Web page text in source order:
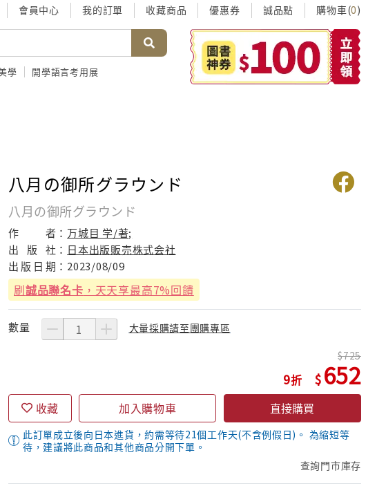
會員中心 我的訂單 收藏商品 優惠券 誠品點 購物車(0)
學 開學語言考用展
八月の御所グラウンド
八月の御所グラウンド
作 者： 万城目 学/著;
出
版 社： 日本出版販売株式会社
出 版 日 期： 2023/08/09
刷誠品聯名卡 ，天天享最高7%回饋
數量 大量採購請至團購專區
9
725
652
收藏 加入購物車 直接購買
此訂單成立後向日本進貨，約需等待21個工作天(不含例假日)。 為縮短等
待，建議將此商品和其他商品分開下單。
查詢門市庫存